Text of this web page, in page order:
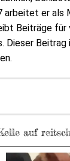
arbeitet er als
Beiträge
Dieser Beitrag
auf